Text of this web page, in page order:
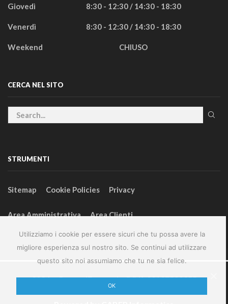
Utilizziamo i cookie per essere sicuri che tu possa avere la
migliore esperienza sul nostro sito. Se continui ad utilizzare
questo sito noi assumiamo che tu ne sia felice.
OK
Giovedì 8:30 - 12:30 / 14:30 - 18:30
Venerdì 8:30 - 12:30 / 14:30 - 18:30
Weekend CHIUSO
CERCA NEL SITO
STRUMENTI
Sitemap Cookie Policies Privacy
Area Amministrativa Area Clienti
2024 – GeneralFarm srl – P.IVA 00127580355